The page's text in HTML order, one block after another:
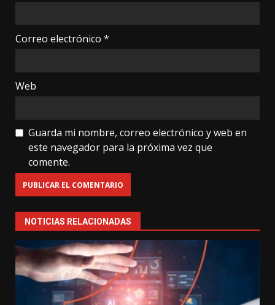
Correo electrónico *
Web
Guarda mi nombre, correo electrónico y web en
este navegador para la próxima vez que
comente.
NOTICIAS RELACIONADAS